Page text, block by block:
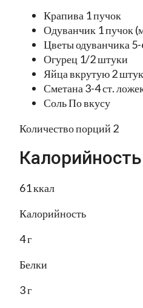
Крапива 1 пучок
Одуванчик 1 пучок
Цветы одуванчика
Огурец 1/2 штуки
Яйца вкрутую 2
Сметана 3-4 ст.
Соль По вкусу
Количество порций 2
Калорийность
61 ккал
Калорийность
4 г
Белки
3 г